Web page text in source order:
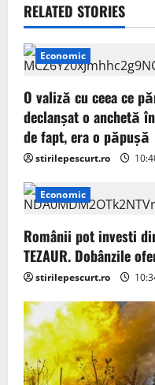
v
i
g
a
t
i
o
n
RELATED STORIES
Economic
O valiză cu ceea ce
declanșat o anchetă
de fapt, era o păpușă
stirilepescurt.ro
Economic
Românii pot investi
TEZAUR. Dobânzile
stirilepescurt.ro